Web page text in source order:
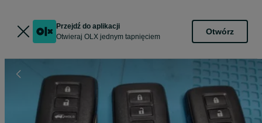
Przejdź do aplikacji
Otwieraj OLX jednym tapnięciem
Otwórz